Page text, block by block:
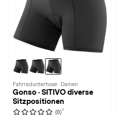
Fahrradunterhose · Damen
Gonso · SITIVO diverse
Sitzpositionen
(0) 1